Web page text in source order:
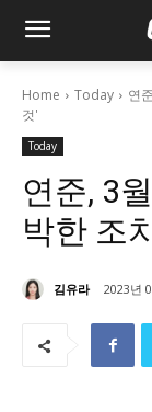
Home Today
연
것'
Today
연준, 3
박한 조
김유라 2023년